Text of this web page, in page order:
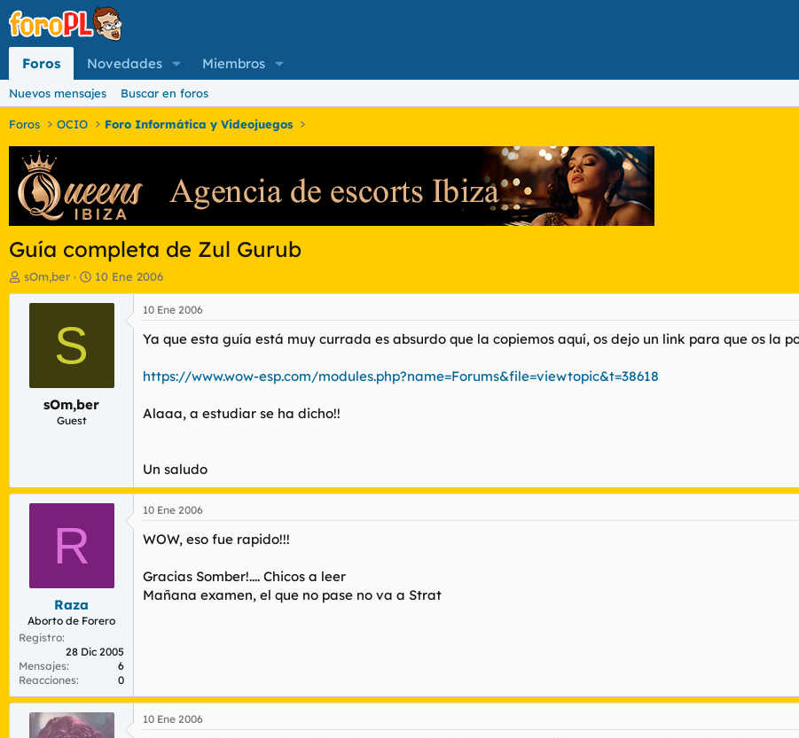
Foros Novedades Miembros
Nuevos mensajes Buscar en foros
Foros OCIO Foro Informática y Videojuegos
Guía completa de Zul Gurub
I
n
o
m
sOm,ber
F
e
c
i
n
10 Ene 2006
S
sOm,ber
Guest
10 Ene 2006
Ya que esta guía está muy currada es absurdo que la copiemos aquí, os dejo un link para que os la
https://www.wow-esp.com/modules.php?name=Forums&file=viewtopic&t=38618
Alaaa, a estudiar se ha dicho!!
Un saludo
R
Raza
Aborto de Forero
Registro
28 Dic 2005
Mensajes
6
Reacciones
0
10 Ene 2006
WOW, eso fue rapido!!!
Gracias Somber!.... Chicos a leer
Mañana examen, el que no pase no va a Strat
10 Ene 2006